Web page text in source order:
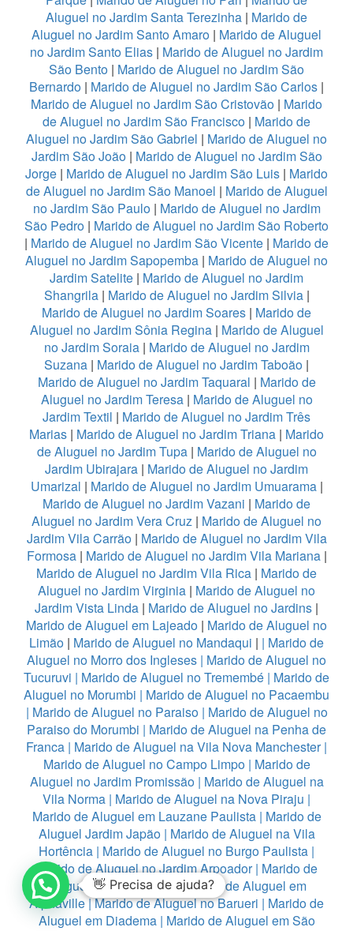
Aluguel no Jardim Santa Terezinha | Marido de
Aluguel no Jardim Santo Amaro | Marido de Aluguel
no Jardim Santo Elias | Marido de Aluguel no Jardim
São Bento | Marido de Aluguel no Jardim São
Bernardo | Marido de Aluguel no Jardim São Carlos |
Marido de Aluguel no Jardim São Cristovão | Marido
de Aluguel no Jardim São Francisco | Marido de
Aluguel no Jardim São Gabriel | Marido de Aluguel no
Jardim São João| Marido de Aluguel no Jardim São
Jorge | Marido de Aluguel no Jardim São Luis | Marido
de Aluguel no Jardim São Manoel | Marido de Aluguel
no Jardim São Paulo| Marido de Aluguel no Jardim
São Pedro | Marido de Aluguel no Jardim São Roberto
| Marido de Aluguel no Jardim São Vicente | Marido de
Aluguel no Jardim Sapopemba | Marido de Aluguel no
Jardim Satelite | Marido de Aluguel no Jardim
Shangrila| Marido de Aluguel no Jardim Silvia|
Marido de Aluguel no Jardim Soares | Marido de
Aluguel no Jardim Sônia Regina| Marido de Aluguel
no Jardim Soraia| Marido de Aluguel no Jardim
Suzana | Marido de Aluguel no Jardim Taboão |
Marido de Aluguel no Jardim Taquaral | Marido de
Aluguel no Jardim Teresa| Marido de Aluguel no
Jardim Textil | Marido de Aluguel no Jardim Três
Marias | Marido de Aluguel no Jardim Triana | Marido
de Aluguel no Jardim Tupa| Marido de Aluguel no
Jardim Ubirajara | Marido de Aluguel no Jardim
Umarizal | Marido de Aluguel no Jardim Umuarama|
Marido de Aluguel no Jardim Vazani | Marido de
Aluguel no Jardim Vera Cruz | Marido de Aluguel no
Jardim Vila Carrão| Marido de Aluguel no Jardim Vila
Formosa| Marido de Aluguel no Jardim Vila Mariana|
Marido de Aluguel no Jardim Vila Rica | Marido de
Aluguel no Jardim Virginia | Marido de Aluguel no
Jardim Vista Linda | Marido de Aluguel no Jardins |
Marido de Aluguel em Lajeado | Marido de Aluguel no
Limão | Marido de Aluguel no Mandaqui | | Marido de
Aluguel no Morro dos Ingleses | Marido de Aluguel no
Tucuruvi | Marido de Aluguel no Tremembé | Marido de
Aluguel no Morumbi | Marido de Aluguel no Pacaembu
| Marido de Aluguel no Paraiso| Marido de Aluguel no
Paraiso do Morumbi | Marido de Aluguel na Penha de
Franca | Marido de Aluguel na Vila Nova Manchester|
Marido de Aluguel no Campo Limpo| Marido de
Aluguel no Jardim Promissão| Marido de Aluguel na
Vila Norma | Marido de Aluguel na Nova Piraju |
Marido de Aluguel em Lauzane Paulista| Marido de
Aluguel Jardim Japão| Marido de Aluguel na Vila
Hortência | Marido de Aluguel no Burgo Paulista |
Marido de Aluguel no Jardim Arpoador| Marido de
Aluguel na Vila Fanton |Marido de Aluguel em
Alphaville|Marido de Aluguel no Barueri | Marido de
Aluguel em Diadema| Marido de Aluguel em São
👋 Precisa de ajuda?